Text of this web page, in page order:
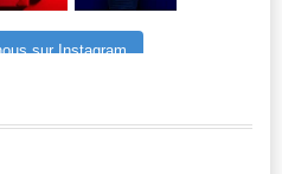
sur Instagram